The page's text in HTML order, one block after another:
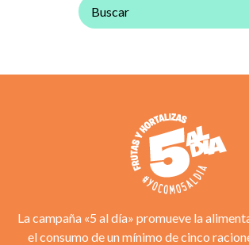
La campaña «5 al día» promueve la
el consumo de un mínimo de cinco